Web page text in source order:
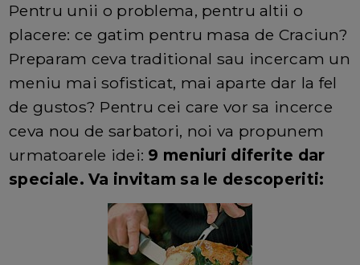
Pentru unii o problema, pentru altii o
placere: ce gatim pentru masa de Craciun?
Preparam ceva traditional sau incercam un
meniu mai sofisticat, mai aparte dar la fel
de gustos? Pentru cei care vor sa incerce
ceva nou de sarbatori, noi va propunem
urmatoarele idei: 9 meniuri diferite dar
speciale. Va invitam sa le descoperiti: